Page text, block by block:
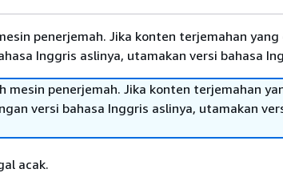
penerjemah. Jika konten terjemahan yang
Inggris aslinya, utamakan versi bahasa
mesin penerjemah. Jika konten terjemahan
versi bahasa Inggris aslinya, utamakan
acak.